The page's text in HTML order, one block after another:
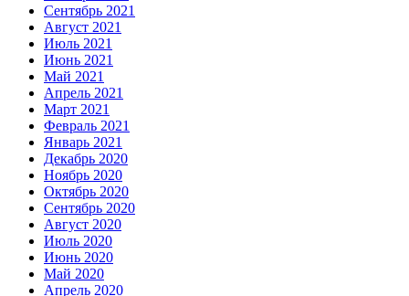
Сентябрь 2021
Август 2021
Июль 2021
Июнь 2021
Май 2021
Апрель 2021
Март 2021
Февраль 2021
Январь 2021
Декабрь 2020
Ноябрь 2020
Октябрь 2020
Сентябрь 2020
Август 2020
Июль 2020
Июнь 2020
Май 2020
Апрель 2020